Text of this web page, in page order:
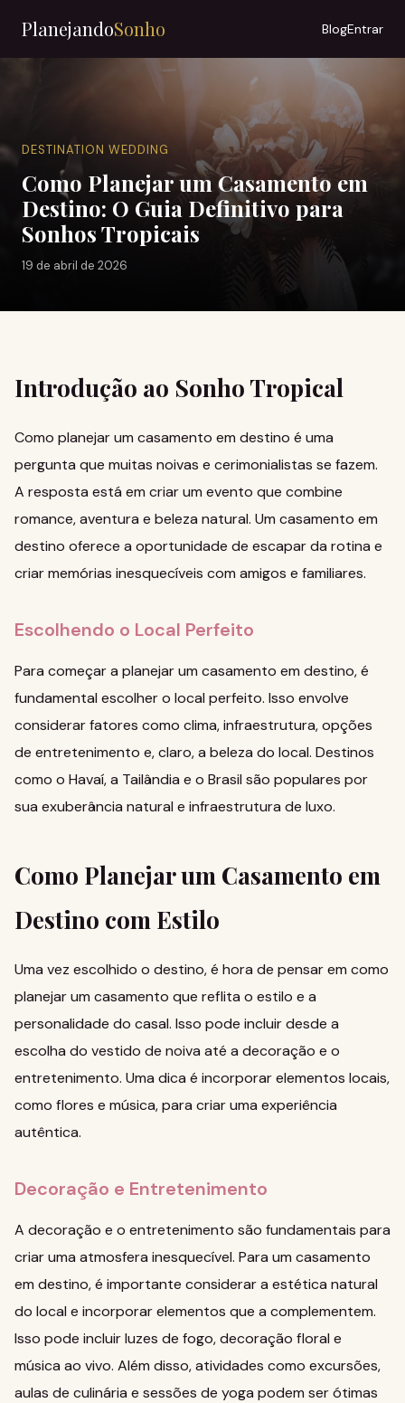
PlanejandoSonho BlogEntrar
DESTINATION WEDDING
Como Planejar um Casamento em
Destino: O Guia Definitivo para
Sonhos Tropicais
19 de abril de 2026
Introdução ao Sonho Tropical
Como planejar um casamento em destino é uma
pergunta que muitas noivas e cerimonialistas se fazem.
A resposta está em criar um evento que combine
romance, aventura e beleza natural. Um casamento em
destino oferece a oportunidade de escapar da rotina e
criar memórias inesquecíveis com amigos e familiares.
Escolhendo o Local Perfeito
Para começar a planejar um casamento em destino, é
fundamental escolher o local perfeito. Isso envolve
considerar fatores como clima, infraestrutura, opções
de entretenimento e, claro, a beleza do local. Destinos
como o Havaí, a Tailândia e o Brasil são populares por
sua exuberância natural e infraestrutura de luxo.
Como Planejar um Casamento em
Destino com Estilo
Uma vez escolhido o destino, é hora de pensar em como
planejar um casamento que reflita o estilo e a
personalidade do casal. Isso pode incluir desde a
escolha do vestido de noiva até a decoração e o
entretenimento. Uma dica é incorporar elementos locais,
como flores e música, para criar uma experiência
autêntica.
Decoração e Entretenimento
A decoração e o entretenimento são fundamentais para
criar uma atmosfera inesquecível. Para um casamento
em destino, é importante considerar a estética natural
do local e incorporar elementos que a complementem.
Isso pode incluir luzes de fogo, decoração floral e
música ao vivo. Além disso, atividades como excursões,
aulas de culinária e sessões de yoga podem ser ótimas